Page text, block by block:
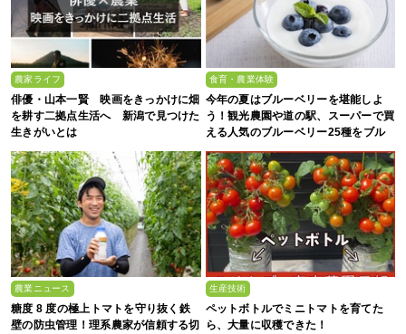
農家ライフ
俳優・山本一賢 映画をきっかけに畑
を耕す二拠点生活へ 新潟で見つけた
生きがいとは
食育・農業体験
今年の夏はブルーベリーを堪能しよ
う！観光農園や道の駅、スーパーで買
える人気のブルーベリー25種をブル
農業ニュース
糖度 8 度の極上トマトを守り抜く鉄
壁の防虫管理！理系農家が信頼する切
生産技術
ペットボトルでミニトマトを育てた
ら、大量に収穫できた！